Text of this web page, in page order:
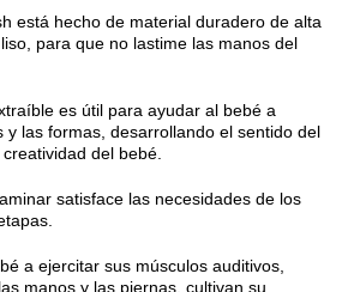
está hecho de material duradero de alta
para que no lastime las manos del
es útil para ayudar al bebé a
y las formas, desarrollando el sentido del
del bebé.
satisface las necesidades de los
a ejercitar sus músculos auditivos,
manos y las piernas, cultivan su